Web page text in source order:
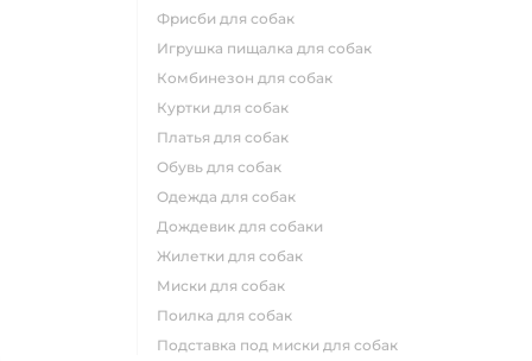
фрисби для собак
игрушка пищалка для собак
комбинезон для собак
куртки для собак
платья для собак
обувь для собак
одежда для собак
дождевик для собаки
жилетки для собак
миски для собак
поилка для собак
подставка под миски для собак